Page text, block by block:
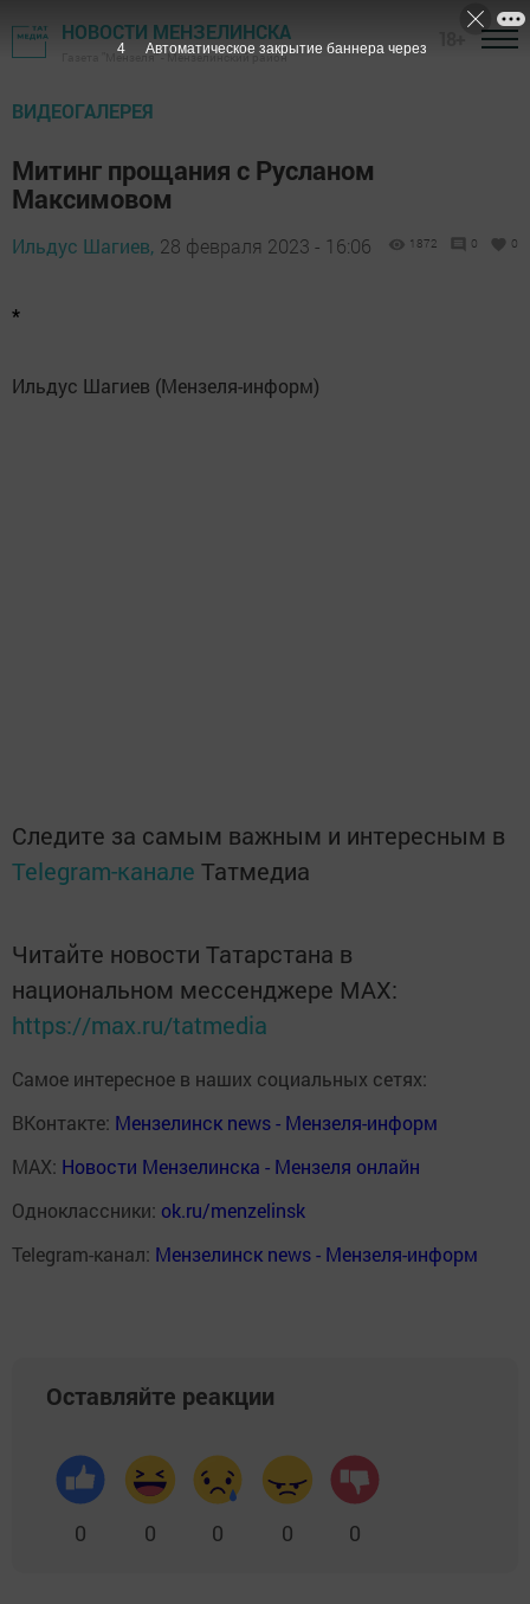
НОВОСТИ МЕНЗЕЛИНСКА
Газета "Мензеля" - Мензелинский район
ВИДЕОГАЛЕРЕЯ
Митинг прощания с Русланом
Максимовом
Ильдус Шагиев, 28 февраля 2023 - 16:06 1872 0 0
*
Ильдус Шагиев (Мензеля-информ)
Следите за самым важным и интересным в
Telegram-канале Татмедиа
Читайте новости Татарстана в
национальном мессенджере MАХ:
https://max.ru/tatmedia
Самое интересное в наших социальных сетях:
ВКонтакте: Мензелинск news - Мензеля-информ
MAX: Новости Мензелинска - Мензеля онлайн
Одноклассники: ok.ru/menzelinsk
Telegram-канал: Мензелинск news - Мензеля-информ
Оставляйте реакции
0 0 0 0 0
3 Автоматическое закрытие баннера через